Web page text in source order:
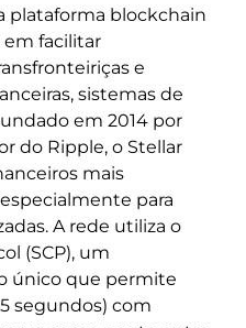
plataforma blockchain
facilitar
e
sistemas de
em 2014 por
do Ripple, o Stellar
mais
para
A rede utiliza o
(SCP), um
único que permite
segundos) com